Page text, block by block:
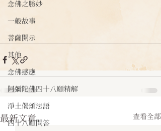
念佛之勝妙
一般故事
菩薩開示
其他
念佛感應
阿彌陀佛四十八願精解
淨土偈頌法語
四十八願問答
最新文章 查看全部